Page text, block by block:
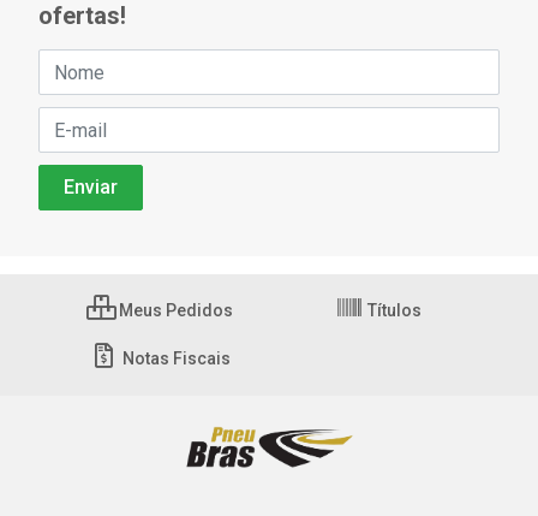
ofertas!
Meus Pedidos Títulos
Notas Fiscais